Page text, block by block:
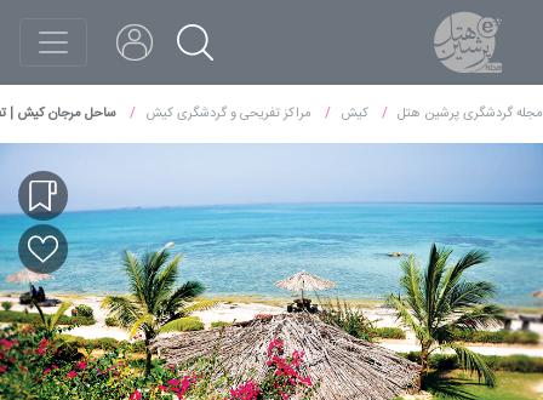
مجله گردشگری پرشین هتل کیش مراکز تفریحی و گردشگری کیش ساحل مرجان کیش |